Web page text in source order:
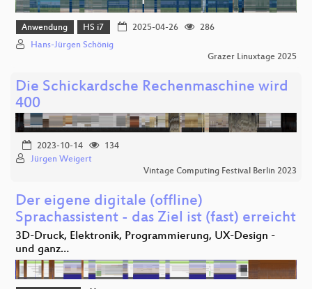
Anwendung HS i7 2025-04-26
286
Hans-Jürgen Schönig
Grazer Linuxtage 2025
Die Schickardsche Rechenmaschine wird
400
2023-10-14
134
Jürgen Weigert
Vintage Computing Festival Berlin 2023
Der eigene digitale (offline)
Sprachassistent - das Ziel ist (fast) erreicht
3D-Druck, Elektronik, Programmierung, UX-Design -
und ganz…